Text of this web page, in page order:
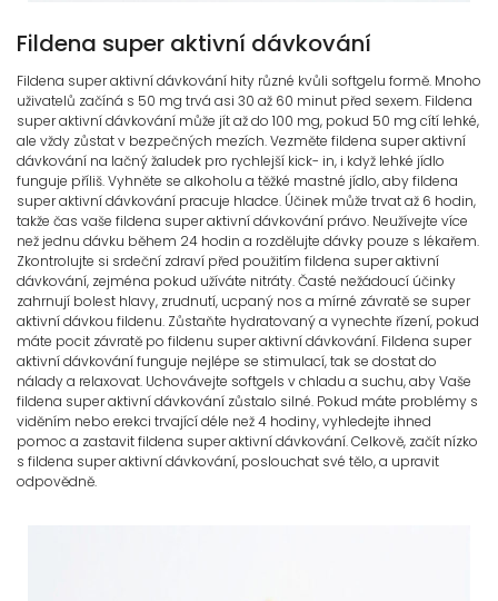
Fildena super aktivní dávkování
Fildena super aktivní dávkování hity různé kvůli softgelu formě. Mnoho
uživatelů začíná s 50 mg trvá asi 30 až 60 minut před sexem. Fildena
super aktivní dávkování může jít až do 100 mg, pokud 50 mg cítí lehké,
ale vždy zůstat v bezpečných mezích. Vezměte fildena super aktivní
dávkování na lačný žaludek pro rychlejší kick- in, i když lehké jídlo
funguje příliš. Vyhněte se alkoholu a těžké mastné jídlo, aby fildena
super aktivní dávkování pracuje hladce. Účinek může trvat až 6 hodin,
takže čas vaše fildena super aktivní dávkování právo. Neužívejte více
než jednu dávku během 24 hodin a rozdělujte dávky pouze s lékařem.
Zkontrolujte si srdeční zdraví před použitím fildena super aktivní
dávkování, zejména pokud užíváte nitráty. Časté nežádoucí účinky
zahrnují bolest hlavy, zrudnutí, ucpaný nos a mírné závratě se super
aktivní dávkou fildenu. Zůstaňte hydratovaný a vynechte řízení, pokud
máte pocit závratě po fildenu super aktivní dávkování. Fildena super
aktivní dávkování funguje nejlépe se stimulací, tak se dostat do
nálady a relaxovat. Uchovávejte softgels v chladu a suchu, aby Vaše
fildena super aktivní dávkování zůstalo silné. Pokud máte problémy s
viděním nebo erekci trvající déle než 4 hodiny, vyhledejte ihned
pomoc a zastavit fildena super aktivní dávkování. Celkově, začít nízko
s fildena super aktivní dávkování, poslouchat své tělo, a upravit
odpovědně.